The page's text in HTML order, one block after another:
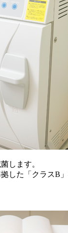
します。
した「クラスB